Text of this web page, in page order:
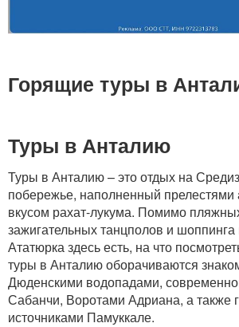
Горящие туры в
Туры в Анталию
Туры в Анталию – это отдых на
побережье, наполненный прелестями
вкусом рахат-лукума. Помимо
зажигательных танцполов и
Ататюрка здесь есть, на что
туры в Анталию оборачиваются
Дюденскими водопадами,
Сабанчи, Воротами Адриана, а также
источниками Памуккале.